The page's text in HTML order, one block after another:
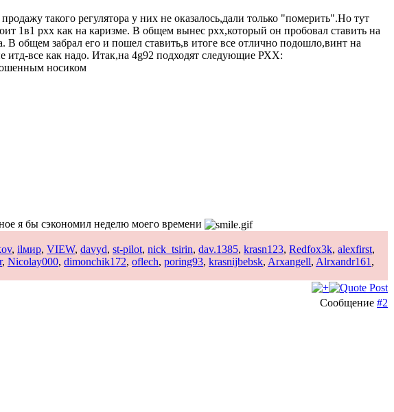
такого регулятора у них не оказалось,дали только "померить".Но тут
1в1 рхх как на каризме. В общем вынес рхх,который он пробовал ставить на
общем забрал его и пошел ставить,в итоге все отлично подошло,винт на
итд-все как надо. Итак,на 4g92 подходят следующие РХХ:
носиком
я бы сэкономил неделю моего времени
, ilмир, VIEW, davyd, st-pilot, nick_tsirin, dav.1385, krasn123, Redfox3k, alexfirst,
, Nicolay000, dimonchik172, oflech, poring93, krasnijbebsk, Arxangell, Alrxandr161 ,
Сообщение #2